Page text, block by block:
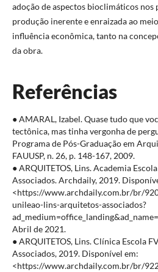
adoção de aspectos bioclimáticos
produção inerente e enraizada ao
influência econômica, tanto na
da obra.
Referências
● AMARAL, Izabel. Quase tudo que
tectônica, mas tinha vergonha de
Programa de Pós-Graduação em
FAUUSP, n. 26, p. 148-167, 2009.
● ARQUITETOS, Lins. Academia
Associados. Archdaily, 2019.
<https://www.archdaily.com.br/br/
unileao-lins-arquitetos-associados?
Abril de 2021.
● ARQUITETOS, Lins. Clínica Escola
Associados, 2019. Disponível em:
<https://www.archdaily.com.br/br/